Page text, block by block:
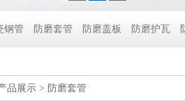
钢管 防磨套管 防磨盖板 防磨护瓦
品展示 > 防磨套管